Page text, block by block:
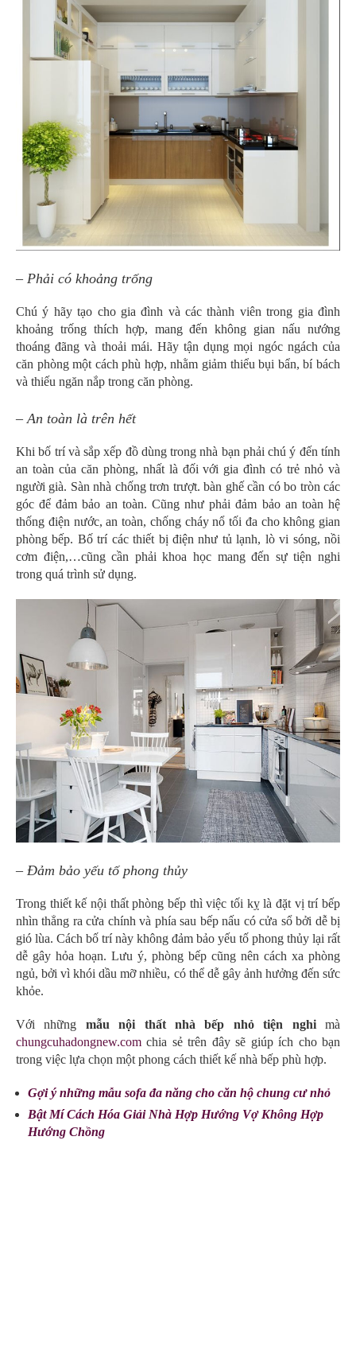
– Phải có khoảng trống
Chú ý hãy tạo cho gia đình và các thành viên trong gia đình
khoảng trống thích hợp, mang đến không gian nấu nướng
thoáng đãng và thoải mái. Hãy tận dụng mọi ngóc ngách của
căn phòng một cách phù hợp, nhằm giảm thiểu bụi bẩn, bí bách
và thiếu ngăn nắp trong căn phòng.
– An toàn là trên hết
Khi bố trí và sắp xếp đồ dùng trong nhà bạn phải chú ý đến tính
an toàn của căn phòng, nhất là đối với gia đình có trẻ nhỏ và
người già. Sàn nhà chống trơn trượt. bàn ghế cần có bo tròn các
góc để đảm bảo an toàn. Cũng như phải đảm bảo an toàn hệ
thống điện nước, an toàn, chống cháy nổ tối đa cho không gian
phòng bếp. Bố trí các thiết bị điện như tủ lạnh, lò vi sóng, nồi
cơm điện,…cũng cần phải khoa học mang đến sự tiện nghi
trong quá trình sử dụng.
– Đảm bảo yếu tố phong thủy
Trong thiết kế nội thất phòng bếp thì việc tối kỵ là đặt vị trí bếp
nhìn thẳng ra cửa chính và phía sau bếp nấu có cửa sổ bởi dễ bị
gió lùa. Cách bố trí này không đảm bảo yếu tố phong thủy lại rất
dễ gây hỏa hoạn. Lưu ý, phòng bếp cũng nên cách xa phòng
ngủ, bởi vì khói dầu mỡ nhiều, có thể dễ gây ảnh hưởng đến sức
khỏe.
Với những mẫu nội thất nhà bếp nhỏ tiện nghimà
chungcuhadongnew.com chia sẻ trên đây sẽ giúp ích cho bạn
trong việc lựa chọn một phong cách thiết kế nhà bếp phù hợp.
Gợi ý những mẫu sofa đa năng cho căn hộ chung cư nhỏ
Bật Mí Cách Hóa Giải Nhà Hợp Hướng Vợ Không Hợp
Hướng Chồng